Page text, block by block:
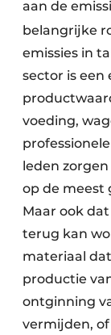
Papierafval
aan de
belangrijke
emissies in
sector is een
voeding,
leden
op de meest
Maar ook
terug kan
materiaal
productie
ontginning
vermijden,